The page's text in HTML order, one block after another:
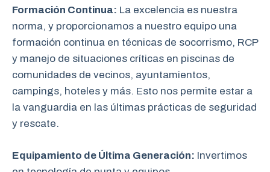
Formación Continua: La excelencia es nuestra
norma, y proporcionamos a nuestro equipo una
formación continua en técnicas de socorrismo, RCP
y manejo de situaciones críticas en piscinas de
comunidades de vecinos, ayuntamientos,
campings, hoteles y más. Esto nos permite estar a
la vanguardia en las últimas prácticas de seguridad
y rescate.
Equipamiento de Última Generación: Invertimos